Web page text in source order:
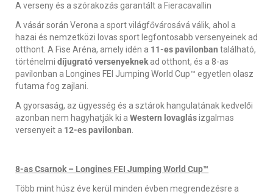
A verseny és a szórakozás garantált a Fieracavallin
A vásár során Verona a sport világfővárosává válik, ahol a
hazai és nemzetközi lovas sport legfontosabb versenyeinek ad
otthont. A Fise Aréna, amely idén a 11-es pavilonban található,
történelmi díjugrató versenyeknek ad otthont, és a 8-as
pavilonban a Longines FEI Jumping World Cup™ egyetlen olasz
futama fog zajlani.
A gyorsaság, az ügyesség és a sztárok hangulatának kedvelői
azonban nem hagyhatják ki a Western lovaglásizgalmas
versenyeit a 12-es pavilonban
8-as Csarnok – Longines FEI Jumping World Cup™
Több mint húsz éve kerül minden évben megrendezésre a